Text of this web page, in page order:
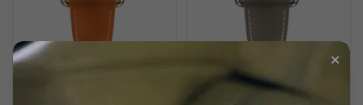
ICE WATCH
✕